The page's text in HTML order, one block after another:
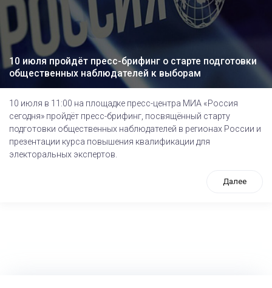
10 июля пройдёт пресс-брифинг о старте подготовки
общественных наблюдателей к выборам
10 июля в 11:00 на площадке пресс-центра МИА «Россия
сегодня» пройдёт пресс-брифинг, посвящённый cтарту
подготовки общественных наблюдателей в регионах России и
презентации курса повышения квалификации для
электоральных экспертов.
Далее